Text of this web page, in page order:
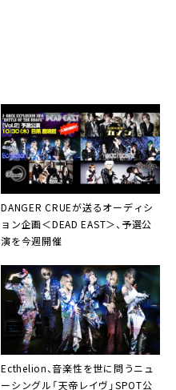
DANGER CRUEが送るオーディシ
ョン企画＜DEAD EAST＞、予選公
演を今週開催
Ecthelion、音楽性を世に問うニュ
ーシングル「天帝レイヴ」SPOT公